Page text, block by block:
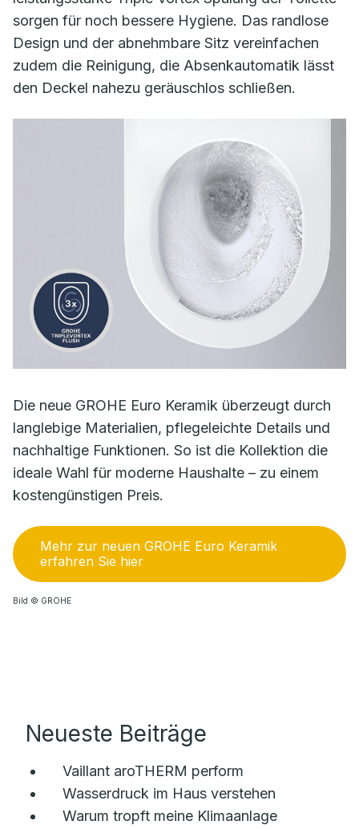
sorgen für noch bessere Hygiene. Das randlose
Design und der abnehmbare Sitz vereinfachen
zudem die Reinigung, die Absenkautomatik lässt
den Deckel nahezu geräuschlos schließen.
Die neue GROHE Euro Keramik überzeugt durch
langlebige Materialien, pflegeleichte Details und
nachhaltige Funktionen. So ist die Kollektion die
ideale Wahl für moderne Haushalte – zu einem
kostengünstigen Preis.
Mehr zur neuen GROHE Euro Keramik
erfahren Sie hier
Bild © GROHE
Neueste Beiträge
Vaillant aroTHERM perform
Wasserdruck im Haus verstehen
Warum tropft meine Klimaanlage